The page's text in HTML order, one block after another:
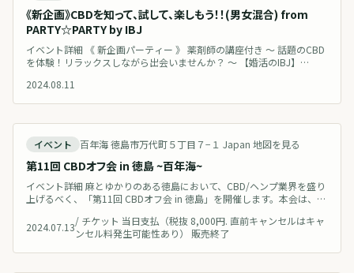
《新企画》CBDを知って、試して、楽しもう！！(男女混合) from
PARTY☆PARTY by IBJ
イベント詳細 《 新企画パーティー 》 薬剤師の講座付き ～ 話題のCBD
を体験！リラックスしながら出会いませんか？ ～ 【婚活のIBJ】
す。話題の健康美容成分に関する学びを通じて、交際後も重要となるウ
2024.08.11
イベント 百年海 徳島市万代町５丁目７−１ Japan 地図を見る
第11回 CBDオフ会 in 徳島 ~百年海~
イベント詳細 麻とゆかりのある徳島において、CBD/ヘンプ業界を盛り
上げるべく、「第11回 CBDオフ会 in 徳島」を開催します。本会は、
ノイド/ヘンプ愛のある有志が集い、ざっくばらんに語り合い情報交
換・交流・議論するためのオフ会です。CBD初心者の方も大歓迎です。
2024.07.13/ チケット 当日支払（税抜 8,000円. 直前キャンセルはキャ
ンセル料発生可能性あり） 販売終了